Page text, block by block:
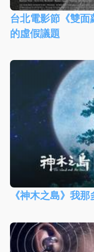
台北電影節《雙
的虛假議題
《神木之島》我